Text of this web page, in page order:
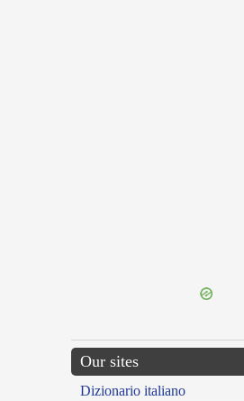
Our sites
Dizionario italiano